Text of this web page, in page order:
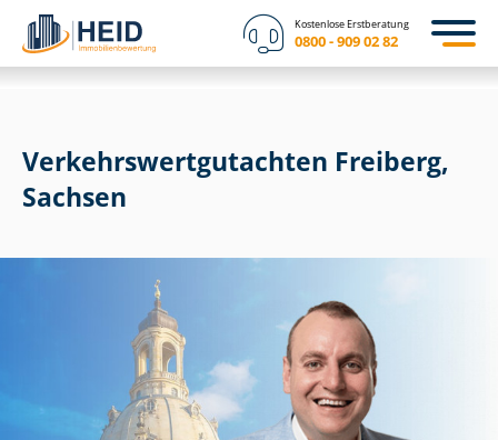
Kostenlose Erstberatung
0800 - 909 02 82
Ver­kehrs­wert­gut­ach­ten Freiberg,
Sachsen